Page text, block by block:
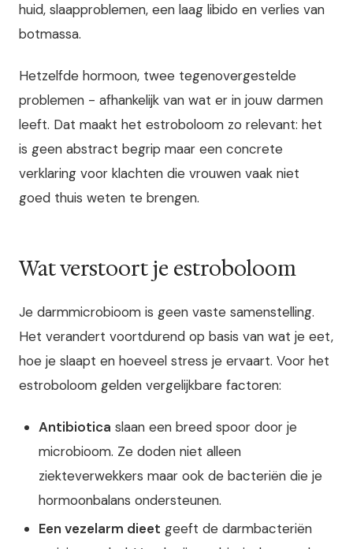
huid, slaapproblemen, een laag libido en verlies van
botmassa.
Hetzelfde hormoon, twee tegenovergestelde
problemen - afhankelijk van wat er in jouw darmen
leeft. Dat maakt het estroboloom zo relevant: het
is geen abstract begrip maar een concrete
verklaring voor klachten die vrouwen vaak niet
goed thuis weten te brengen.
Wat verstoort je estroboloom
Je darmmicrobioom is geen vaste samenstelling.
Het verandert voortdurend op basis van wat je eet,
hoe je slaapt en hoeveel stress je ervaart. Voor het
estroboloom gelden vergelijkbare factoren:
Antibiotica slaan een breed spoor door je
microbioom. Ze doden niet alleen
ziekteverwekkers maar ook de bacteriën die je
hormoonbalans ondersteunen.
Een vezelarm dieet geeft de darmbacteriën